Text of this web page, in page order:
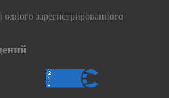
зарегистрированного